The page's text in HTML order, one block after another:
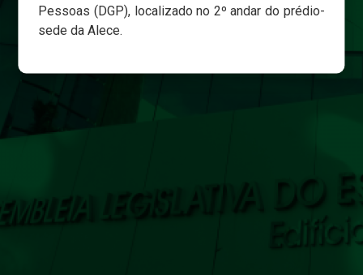
Pessoas (DGP), localizado no 2º andar do prédio-
sede da Alece.